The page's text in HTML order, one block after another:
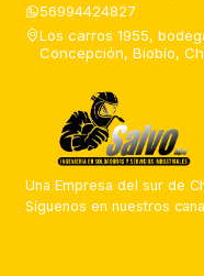
56994424827
Los carros 1955,
Concepción, Biobío,
Una Empresa del sur de
Síguenos en nuestros